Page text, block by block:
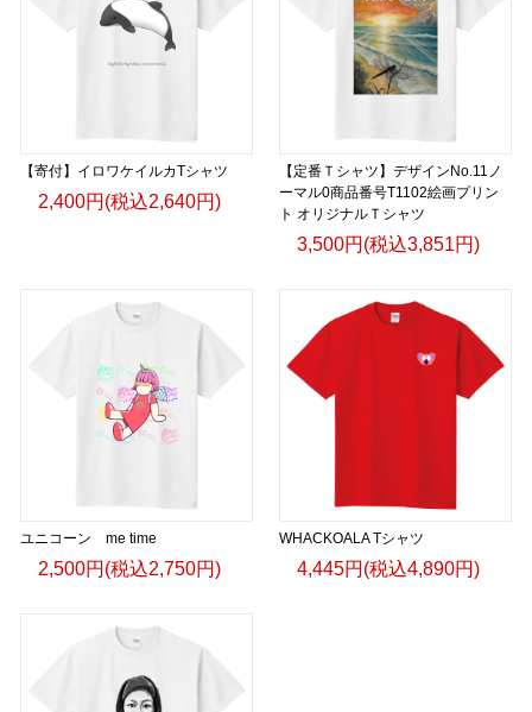
【寄付】イロワケイルカTシャツ
2,400円(税込2,640円)
【定番Ｔシャツ】デザインNo.11ノ
ーマル0商品番号T1102絵画プリン
ト オリジナルＴシャツ
3,500円(税込3,851円)
ユニコーン me time
2,500円(税込2,750円)
WHACKOALA Tシャツ
4,445円(税込4,890円)